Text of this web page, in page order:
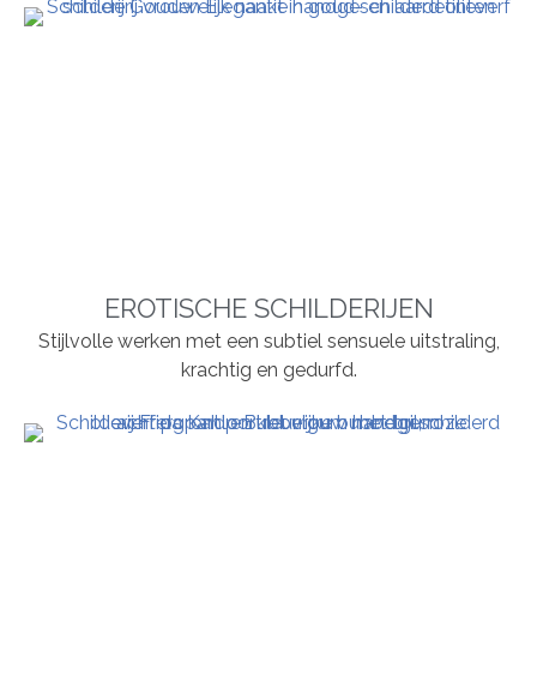
EROTISCHE SCHILDERIJEN
Stijlvolle werken met een subtiel sensuele uitstraling,
krachtig en gedurfd.